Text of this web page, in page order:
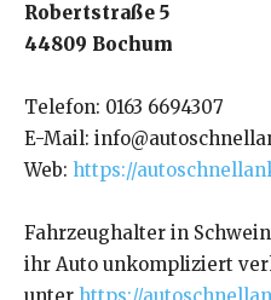
Robertstraße 5
44809 Bochum
Telefon: 0163 6694307
E-Mail:
Web: https://
Fahrzeughalter in
ihr Auto unkompliziert